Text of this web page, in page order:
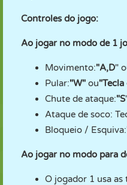
Controles do jogo:
Ao jogar no modo de 1
Movimento:"A,D"
Pular:"W" ou
Chute de ataque:"S
Ataque de soco:
Bloqueio / Esquiva:
Ao jogar no modo para
O jogador 1 usa as